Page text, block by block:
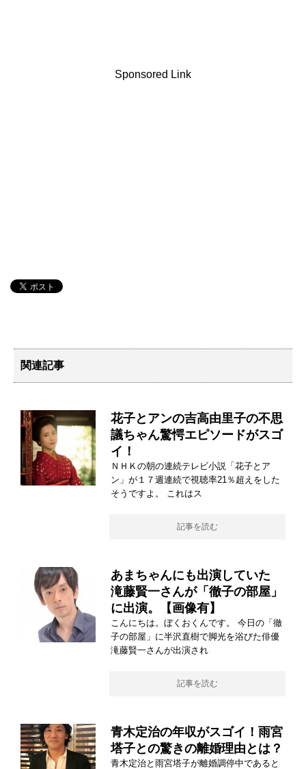
Sponsored Link
関連記事
花子とアンの吉高由里子の不思
議ちゃん驚愕エピソードがスゴ
イ！
ＮＨＫの朝の連続テレビ小説「花子とア
ン」が１７週連続で視聴率21％超えをした
そうですよ。 これはス
記事を読む
あまちゃんにも出演していた
滝藤賢一さんが「徹子の部屋」
に出演。【画像有】
こんにちは。ぼくおくんです。 今日の「徹
子の部屋」に半沢直樹で脚光を浴びた俳優
滝藤賢一さんが出演され
記事を読む
青木定治の年収がスゴイ！雨宮
塔子との驚きの離婚理由とは？
青木定治と雨宮塔子が離婚調停中であると